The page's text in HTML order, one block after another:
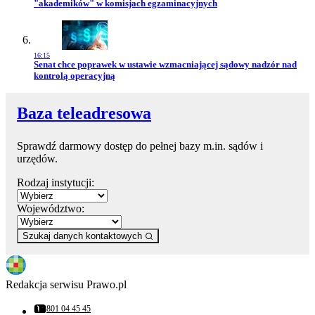
"akademików" w komisjach egzaminacyjnych
16:15
Przejdź do artykułu:
Senat chce poprawek w ustawie wzmacniającej sądowy nadzór nad
kontrolą operacyjną
Baza teleadresowa
Sprawdź darmowy dostęp do pełnej bazy m.in. sądów i
urzędów.
Rodzaj instytucji:
Województwo:
Szukaj danych kontaktowych
Redakcja serwisu Prawo.pl
801 04 45 45